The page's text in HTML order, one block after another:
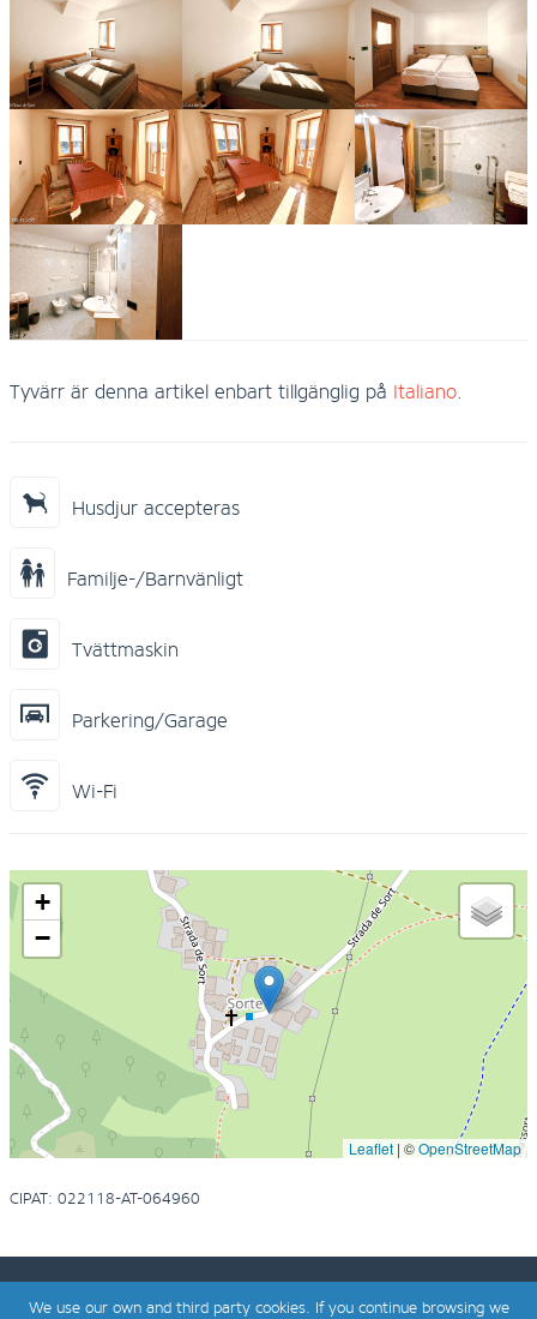
Tyvärr är denna artikel enbart tillgänglig på Italiano.
Husdjur accepteras
Familje-/Barnvänligt
Tvättmaskin
Parkering/Garage
Wi-Fi
+
−
Leaflet | ©OpenStreetMap
CIPAT: 022118-AT-064960
We use our own and third party cookies. If you continue browsing we